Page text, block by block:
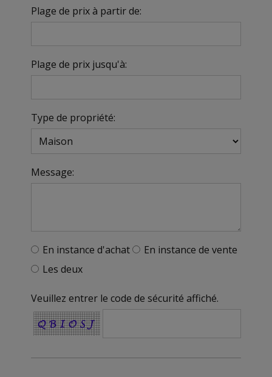
Plage de prix à partir de:
Plage de prix jusqu'à:
Type de propriété:
Message:
En instance d'achat
En instance de vente
Les deux
Veuillez entrer le code de sécurité affiché.